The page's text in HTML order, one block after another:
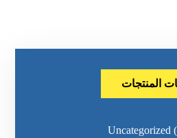
المنتجات
Uncategorized